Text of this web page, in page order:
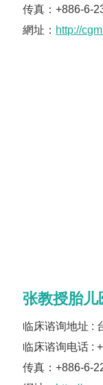
传真：+886-6-
網址： http://
张教授胎儿
临床谘询地址 :
临床谘询电话 :
传真：+886-6-